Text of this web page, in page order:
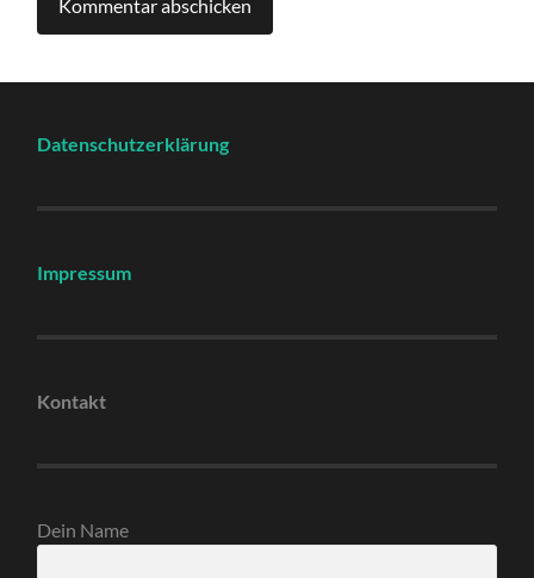
Datenschutzerklärung
Impressum
Kontakt
Dein Name